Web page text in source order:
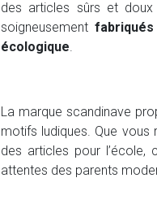
des articles sûrs et
soigneusement
écologique
La marque scandinave
motifs ludiques. Que
des articles pour l’école,
attentes des parents